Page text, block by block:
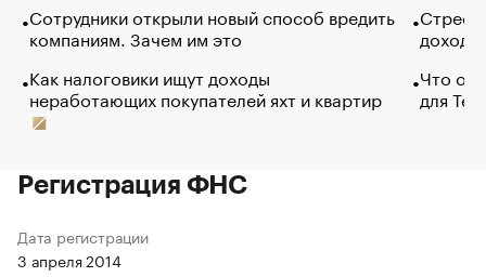
Сотрудники открыли новый способ вредить
компаниям. Зачем им это
Как налоговики ищут доходы
неработающих покупателей яхт и квартир
Что
для
Регистрация ФНС
Дата регистрации
3 апреля 2014